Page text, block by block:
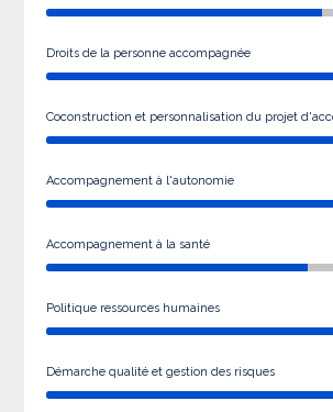
Droits de la personne accompagnée
Coconstruction et personnalisation du projet
Accompagnement à l'autonomie
Accompagnement à la santé
Politique ressources humaines
Démarche qualité et gestion des risques